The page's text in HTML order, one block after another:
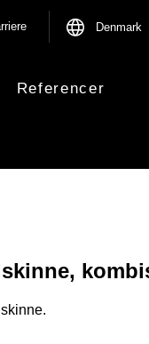
Referencer